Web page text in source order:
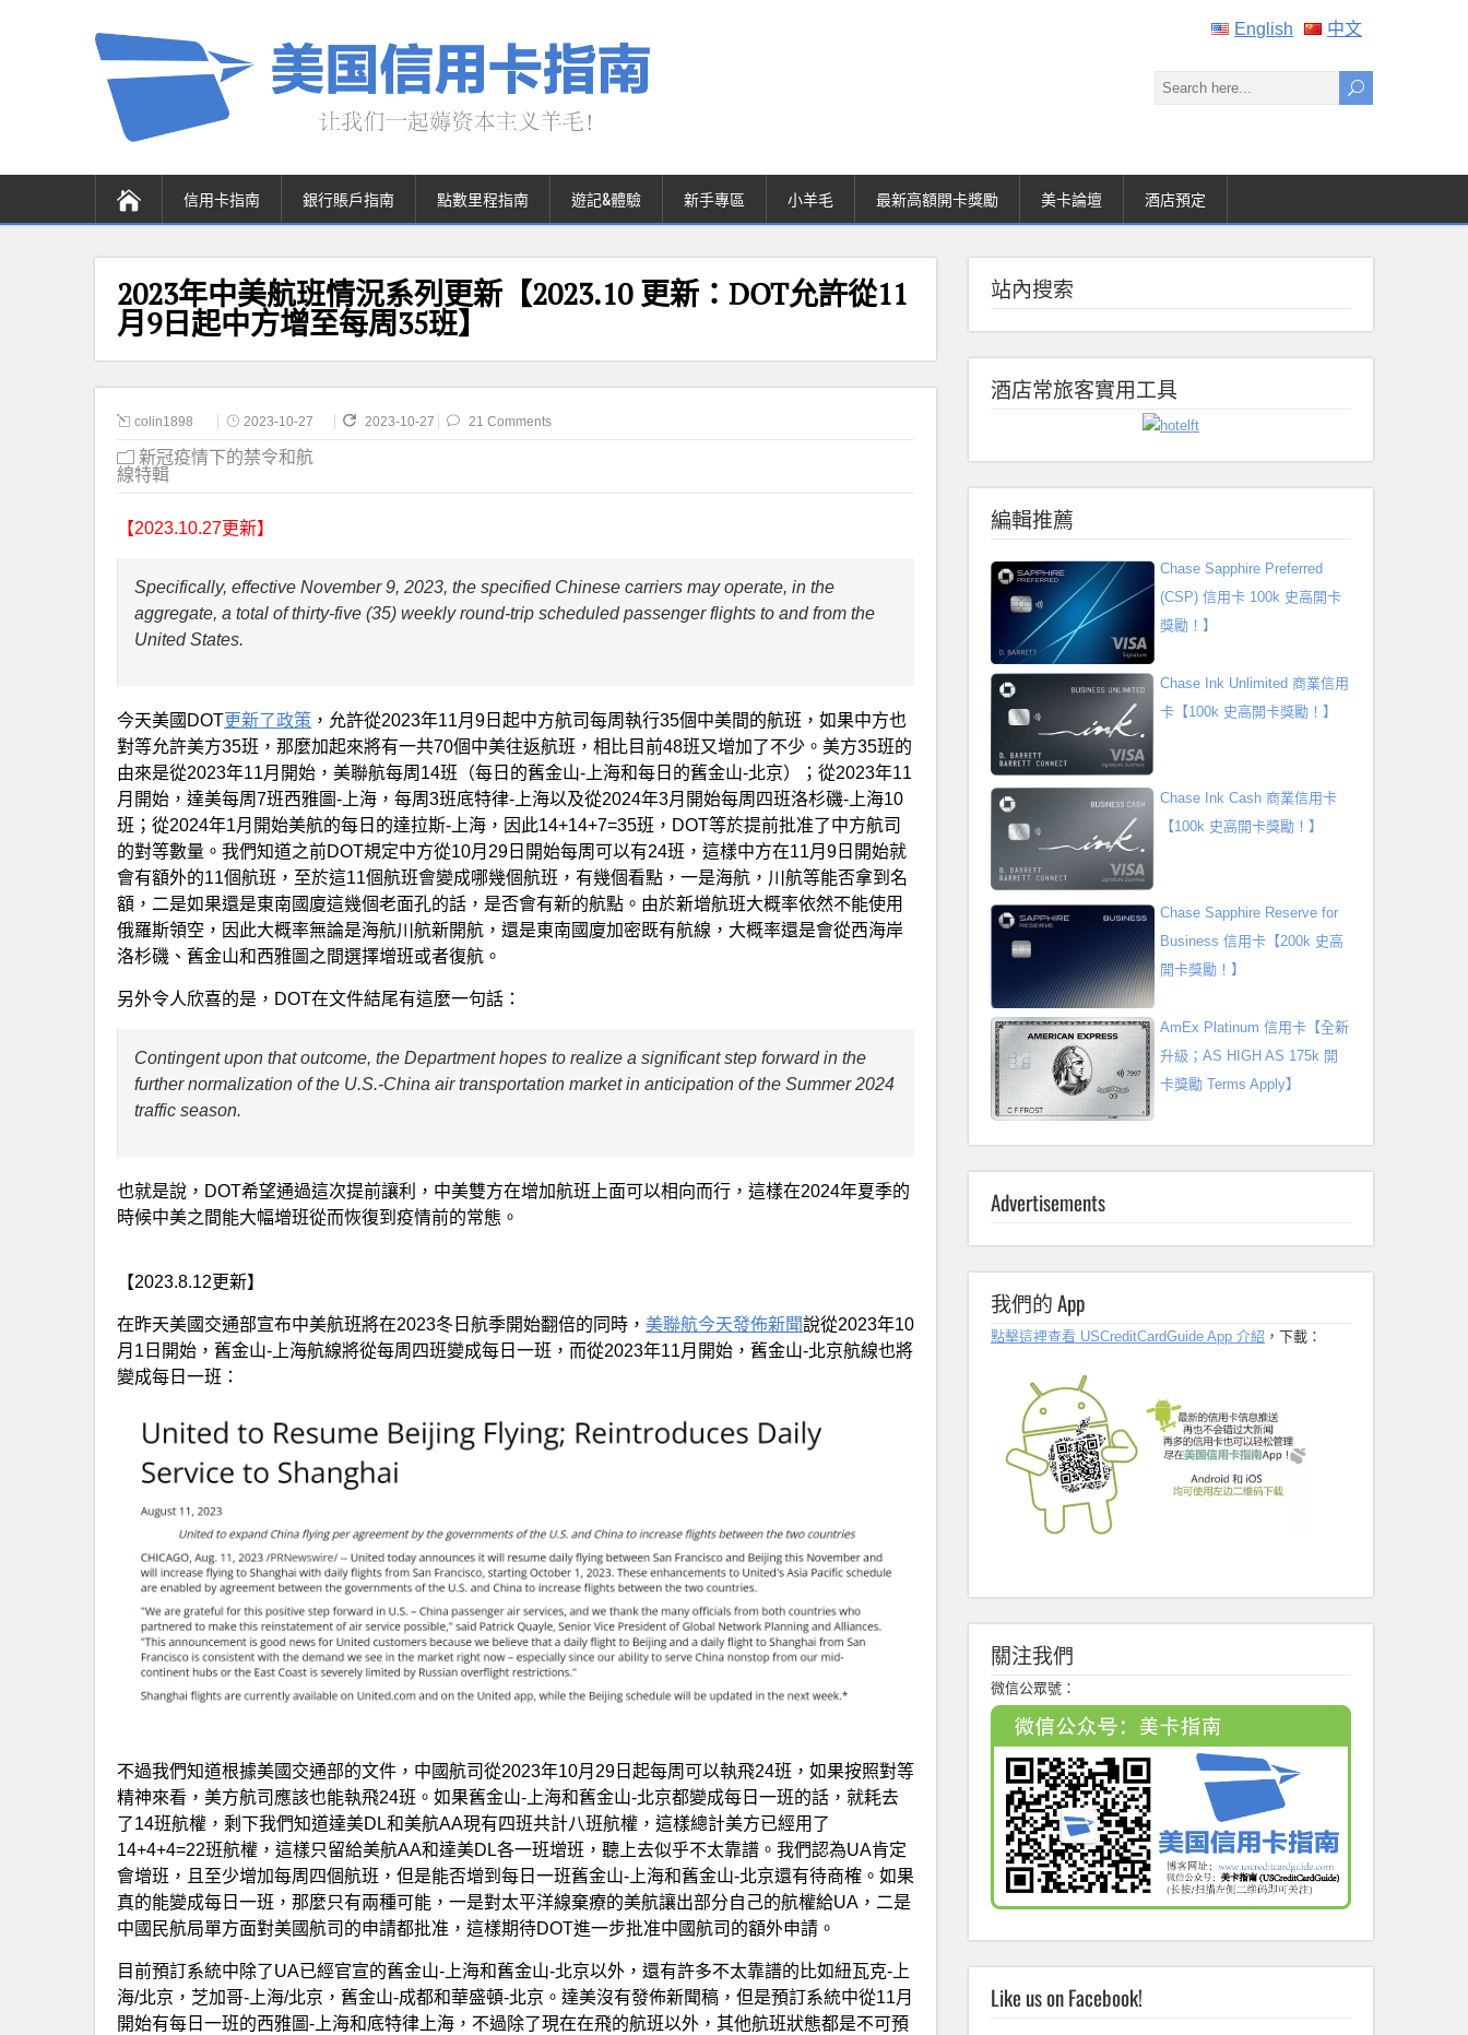
English 中文
信用卡指南 銀行賬戶指南 點數里程指南 遊記&體驗 新手專區 小羊毛 最新高額開卡獎勵 美卡論壇 酒店預定
2023年中美航班情況系列更新【2023.10 更新：DOT允許從11
月9日起中方增至每周35班】
colin1898 2023-10-27 2023-10-27 21 Comments
新冠疫情下的禁令和航
線特輯
【2023.10.27更新】
Specifically, effective November 9, 2023, the specified Chinese carriers may operate, in the
aggregate, a total of thirty-five (35) weekly round-trip scheduled passenger flights to and from the
United States.
今天美國DOT更新了政策 ，允許從2023年11月9日起中方航司每周執行35個中美間的航班，如果中方也
對等允許美方35班，那麼加起來將有一共70個中美往返航班，相比目前48班又增加了不少。美方35班的
由來是從2023年11月開始，美聯航每周14班（每日的舊金山-上海和每日的舊金山-北京）；從2023年11
月開始，達美每周7班西雅圖-上海，每周3班底特律-上海以及從2024年3月開始每周四班洛杉磯-上海10
班；從2024年1月開始美航的每日的達拉斯-上海，因此14+14+7=35班，DOT等於提前批准了中方航司
的對等數量。我們知道之前DOT規定中方從10月29日開始每周可以有24班，這樣中方在11月9日開始就
會有額外的11個航班，至於這11個航班會變成哪幾個航班，有幾個看點，一是海航，川航等能否拿到名
額，二是如果還是東南國廈這幾個老面孔的話，是否會有新的航點。由於新增航班大概率依然不能使用
俄羅斯領空，因此大概率無論是海航川航新開航，還是東南國廈加密既有航線，大概率還是會從西海岸
洛杉磯、舊金山和西雅圖之間選擇增班或者復航。
另外令人欣喜的是，DOT在文件結尾有這麼一句話：
Contingent upon that outcome, the Department hopes to realize a significant step forward in the
further normalization of the U.S.-China air transportation market in anticipation of the Summer 2024
traffic season.
也就是說，DOT希望通過這次提前讓利，中美雙方在增加航班上面可以相向而行，這樣在2024年夏季的
時候中美之間能大幅增班從而恢復到疫情前的常態。
【2023.8.12更新】
在昨天美國交通部宣布中美航班將在2023冬日航季開始翻倍的同時， 美聯航今天發佈新聞說從2023年10
月1日開始，舊金山-上海航線將從每周四班變成每日一班，而從2023年11月開始，舊金山-北京航線也將
變成每日一班：
不過我們知道根據美國交通部的文件，中國航司從2023年10月29日起每周可以執飛24班，如果按照對等
精神來看，美方航司應該也能執飛24班。如果舊金山-上海和舊金山-北京都變成每日一班的話，就耗去
了14班航權，剩下我們知道達美DL和美航AA現有四班共計八班航權，這樣總計美方已經用了
14+4+4=22班航權，這樣只留給美航AA和達美DL各一班增班，聽上去似乎不太靠譜。我們認為UA肯定
會增班，且至少增加每周四個航班，但是能否增到每日一班舊金山-上海和舊金山-北京還有待商榷。如果
真的能變成每日一班，那麼只有兩種可能，一是對太平洋線棄療的美航讓出部分自己的航權給UA，二是
中國民航局單方面對美國航司的申請都批准，這樣期待DOT進一步批准中國航司的額外申請。
目前預訂系統中除了UA已經官宣的舊金山-上海和舊金山-北京以外，還有許多不太靠譜的比如紐瓦克-上
海/北京，芝加哥-上海/北京，舊金山-成都和華盛頓-北京。達美沒有發佈新聞稿，但是預訂系統中從11月
開始有每日一班的西雅圖-上海和底特律上海，不過除了現在在飛的航班以外，其他航班狀態都是不可預
站內搜索
酒店常旅客實用工具
編輯推薦
Chase Sapphire Preferred
(CSP) 信用卡 100k 史高開卡
獎勵！】
Chase Ink Unlimited 商業信用
卡【100k 史高開卡獎勵！】
Chase Ink Cash 商業信用卡
【100k 史高開卡獎勵！】
Chase Sapphire Reserve for
Business 信用卡【200k 史高
開卡獎勵！】
AmEx Platinum 信用卡【全新
升級；AS HIGH AS 175k 開
卡獎勵 Terms Apply】
Advertisements
我們的 App
點擊這裡查看 USCreditCardGuide App 介紹 ，下載：
關注我們
微信公眾號：
Like us on Facebook!